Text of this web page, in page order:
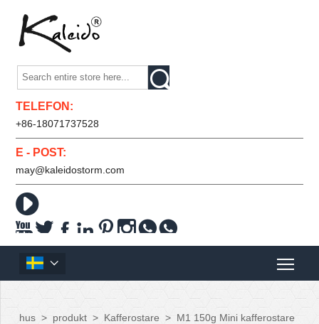

TELEFON:
+86-18071737528
E - POST:
may@kaleidostorm.com

     

hus > produkt > Kafferostare > M1 150g Mini kafferostare